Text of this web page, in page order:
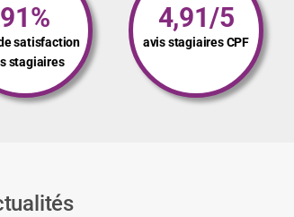
91%
satisfaction
stagiaires
4,91/5
avis stagiaires CPF